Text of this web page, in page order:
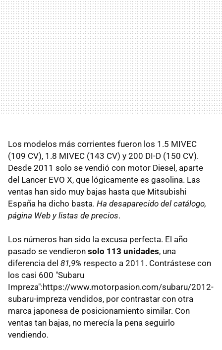
Los modelos más corrientes fueron los 1.5 MIVEC
(109 CV), 1.8 MIVEC (143 CV) y 200 DI-D (150 CV).
Desde 2011 solo se vendió con motor Diesel, aparte
del Lancer EVO X, que lógicamente es gasolina. Las
ventas han sido muy bajas hasta que Mitsubishi
España ha dicho basta. Ha desaparecido del catálogo,
página Web y listas de precios.
Los números han sido la excusa perfecta. El año
pasado se vendieron solo 113 unidades, una
diferencia del 81,9% respecto a 2011. Contrástese con
los casi 600 "Subaru
Impreza":https://www.motorpasion.com/subaru/2012-
subaru-impreza vendidos, por contrastar con otra
marca japonesa de posicionamiento similar. Con
ventas tan bajas, no merecía la pena seguirlo
vendiendo.